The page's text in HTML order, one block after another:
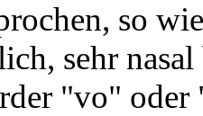
so
sehr
"vo"